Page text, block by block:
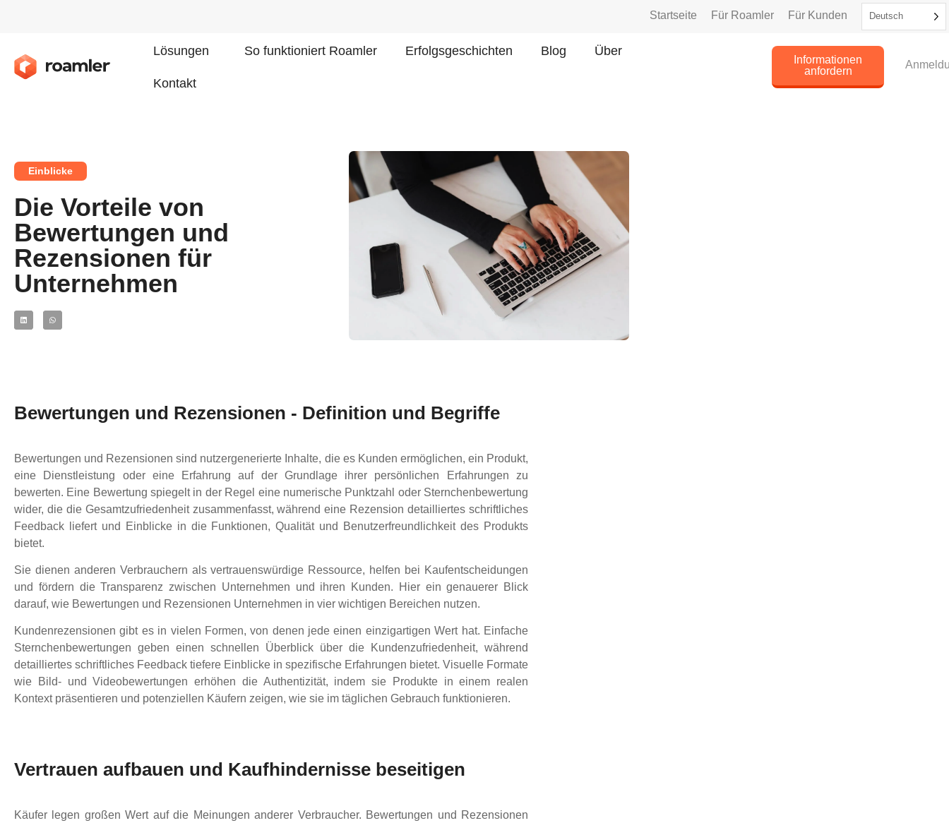
Startseite Für Roamler Für Kunden Deutsch
Lösungen So funktioniert Roamler Erfolgsgeschichten Blog Über
Kontakt
Informationen
anfordern
Einblicke
Die Vorteile von
Bewertungen und
Rezensionen für
Unternehmen
Bewertungen und Rezensionen - Definition und Begriffe
Bewertungen und Rezensionen sind nutzergenerierte Inhalte, die es Kunden ermöglichen, ein Produkt,
eine Dienstleistung oder eine Erfahrung auf der Grundlage ihrer persönlichen Erfahrungen zu
bewerten. Eine Bewertung spiegelt in der Regel eine numerische Punktzahl oder Sternchenbewertung
wider, die die Gesamtzufriedenheit zusammenfasst, während eine Rezension detailliertes schriftliches
Feedback liefert und Einblicke in die Funktionen, Qualität und Benutzerfreundlichkeit des Produkts
bietet.
Sie dienen anderen Verbrauchern als vertrauenswürdige Ressource, helfen bei Kaufentscheidungen
und fördern die Transparenz zwischen Unternehmen und ihren Kunden. Hier ein genauerer Blick
darauf, wie Bewertungen und Rezensionen Unternehmen in vier wichtigen Bereichen nutzen.
Kundenrezensionen gibt es in vielen Formen, von denen jede einen einzigartigen Wert hat. Einfache
Sternchenbewertungen geben einen schnellen Überblick über die Kundenzufriedenheit, während
detailliertes schriftliches Feedback tiefere Einblicke in spezifische Erfahrungen bietet. Visuelle Formate
wie Bild- und Videobewertungen erhöhen die Authentizität, indem sie Produkte in einem realen
Kontext präsentieren und potenziellen Käufern zeigen, wie sie im täglichen Gebrauch funktionieren.
Vertrauen aufbauen und Kaufhindernisse beseitigen
Käufer legen großen Wert auf die Meinungen anderer Verbraucher. Bewertungen und Rezensionen